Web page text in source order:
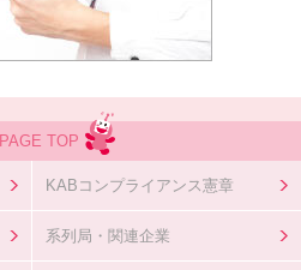
PAGE TOP
KABコンプライアンス憲章
系列局・関連企業